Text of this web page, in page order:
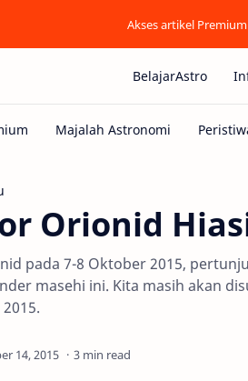
Akses artikel
BelajarAstro
Orionid
pada 7-8 Oktober 2015,
masehi ini. Kita masih akan
3 min read